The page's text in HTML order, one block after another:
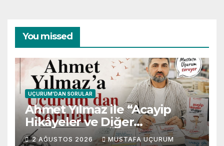
You missed
UÇURUM'DAN SORULAR
Ahmet Yılmaz ile “Acayip
Hikâyeler ve Diğer
Gevezelikler” Üzerine Söyleşi
2 AĞUSTOS 2026 MUSTAFA UÇURUM